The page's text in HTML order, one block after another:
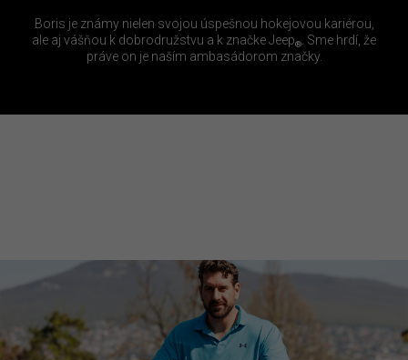
Boris je známy nielen svojou úspešnou hokejovou kariérou,
ale aj vášňou k dobrodružstvu a k značke Jeep®. Sme hrdí, že
práve on je naším ambasádorom značky.